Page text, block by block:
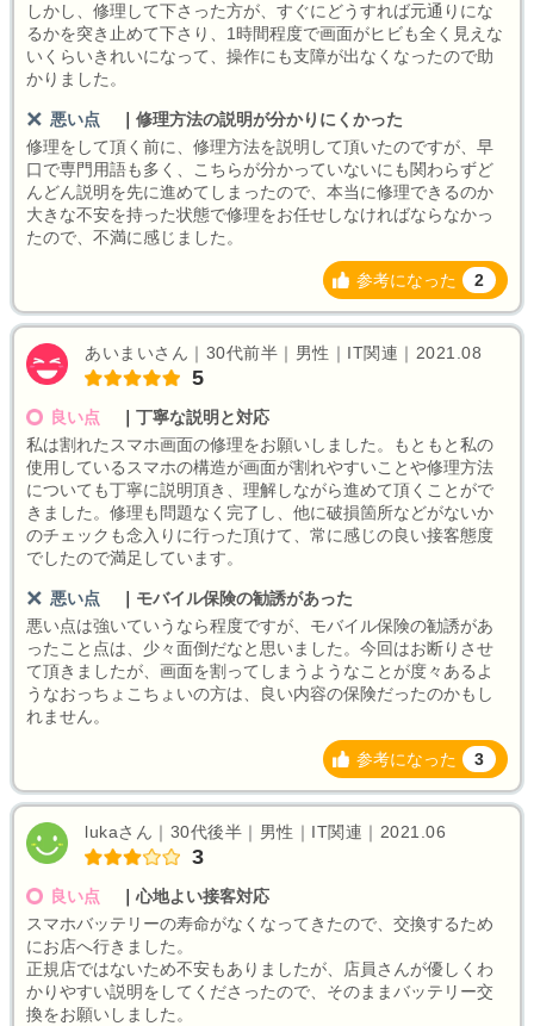
しかし、修理して下さった方が、すぐにどうすれば元通りにな
るかを突き止めて下さり、1時間程度で画面がヒビも全く見えな
いくらいきれいになって、操作にも支障が出なくなったので助
かりました。
悪い点
修理方法の説明が分かりにくかった
修理をして頂く前に、修理方法を説明して頂いたのですが、早
口で専門用語も多く、こちらが分かっていないにも関わらずど
んどん説明を先に進めてしまったので、本当に修理できるのか
大きな不安を持った状態で修理をお任せしなければならなかっ
たので、不満に感じました。
参考になった 2
あいまいさん｜30代前半｜男性｜IT関連｜2021.08
5
良い点
丁寧な説明と対応
私は割れたスマホ画面の修理をお願いしました。もともと私の
使用しているスマホの構造が画面が割れやすいことや修理方法
についても丁寧に説明頂き、理解しながら進めて頂くことがで
きました。修理も問題なく完了し、他に破損箇所などがないか
のチェックも念入りに行った頂けて、常に感じの良い接客態度
でしたので満足しています。
悪い点
モバイル保険の勧誘があった
悪い点は強いていうなら程度ですが、モバイル保険の勧誘があ
ったこと点は、少々面倒だなと思いました。今回はお断りさせ
て頂きましたが、画面を割ってしまうようなことが度々あるよ
うなおっちょこちょいの方は、良い内容の保険だったのかもし
れません。
参考になった 3
lukaさん｜30代後半｜男性｜IT関連｜2021.06
3
良い点
心地よい接客対応
スマホバッテリーの寿命がなくなってきたので、交換するため
にお店へ行きました。
正規店ではないため不安もありましたが、店員さんが優しくわ
かりやすい説明をしてくださったので、そのままバッテリー交
換をお願いしました。